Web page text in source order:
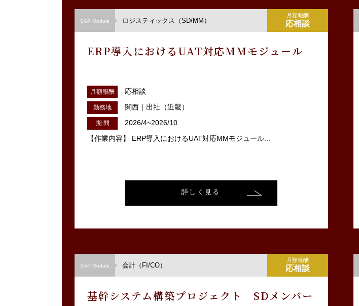
SAP Module ロジスティックス（SD/MM）
月額報酬
応相談
ERP導入におけるUAT対応MMモジュール
月額報酬 応相談
勤務地 関西｜出社（近畿）
期 間
2026/4~2026/10
【作業内容】 ERP導入におけるUAT対応MMモジュール...
詳しく見る
SAP Module 会計（FI/CO）
月額報酬
応相談
基幹システム構築プロジェクト SDメンバー